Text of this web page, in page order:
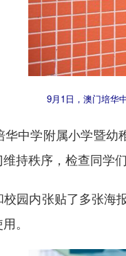
9月1日，澳门培华
学附属小学暨幼
持秩序，检查同学
内张贴了多张海
。